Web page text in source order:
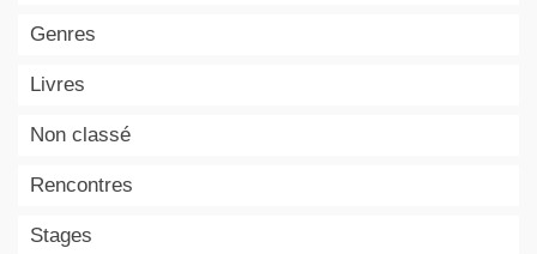
Genres
Livres
Non classé
Rencontres
Stages